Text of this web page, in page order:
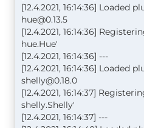
[12.4.2021, 16:14:36] Loaded
hue@0.13.5
[12.4.2021, 16:14:36]
hue.Hue'
[12.4.2021, 16:14:36] ---
[12.4.2021, 16:14:36] Loaded
shelly@0.18.0
[12.4.2021, 16:14:37]
shelly.Shelly'
[12.4.2021, 16:14:37] ---